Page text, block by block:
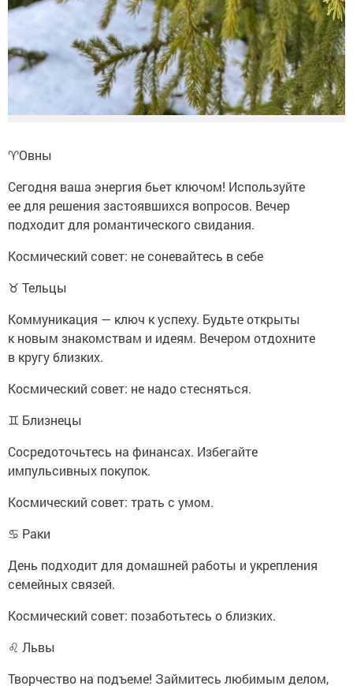
♈️Овны
Сегодня ваша энергия бьет ключом! Используйте
ее для решения застоявшихся вопросов. Вечер
подходит для романтического свидания.
Космический совет: не соневайтесь в себе
♉ Тельцы
Коммуникация — ключ к успеху. Будьте открыты
к новым знакомствам и идеям. Вечером отдохните
в кругу близких.
Космический совет: не надо стесняться.
♊ Близнецы
Сосредоточьтесь на финансах. Избегайте
импульсивных покупок.
Космический совет: трать с умом.
♋ Раки
День подходит для домашней работы и укрепления
семейных связей.
Космический совет: позаботьтесь о близких.
♌ Львы
Творчество на подъеме! Займитесь любимым делом,